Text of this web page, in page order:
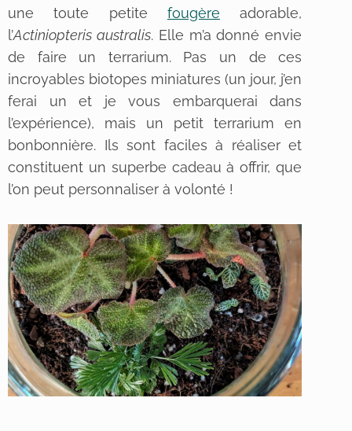
une toute petite fougère adorable,
l’Actiniopteris australis. Elle m’a donné envie
de faire un terrarium. Pas un de ces
incroyables biotopes miniatures (un jour, j’en
ferai un et je vous embarquerai dans
l’expérience), mais un petit terrarium en
bonbonnière. Ils sont faciles à réaliser et
constituent un superbe cadeau à offrir, que
l’on peut personnaliser à volonté !